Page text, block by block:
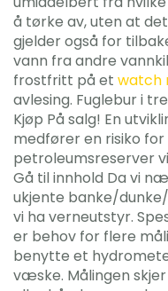
å tørke av, uten at
gjelder også for
vann fra andre
frostfritt på et watch
avlesing. Fuglebur i
Kjøp På salg! En
medfører en risiko
petroleumsreserver
Gå til innhold Da vi
ukjente banke/
vi ha verneutstyr.
er behov for flere
benytte et
væske. Målingen